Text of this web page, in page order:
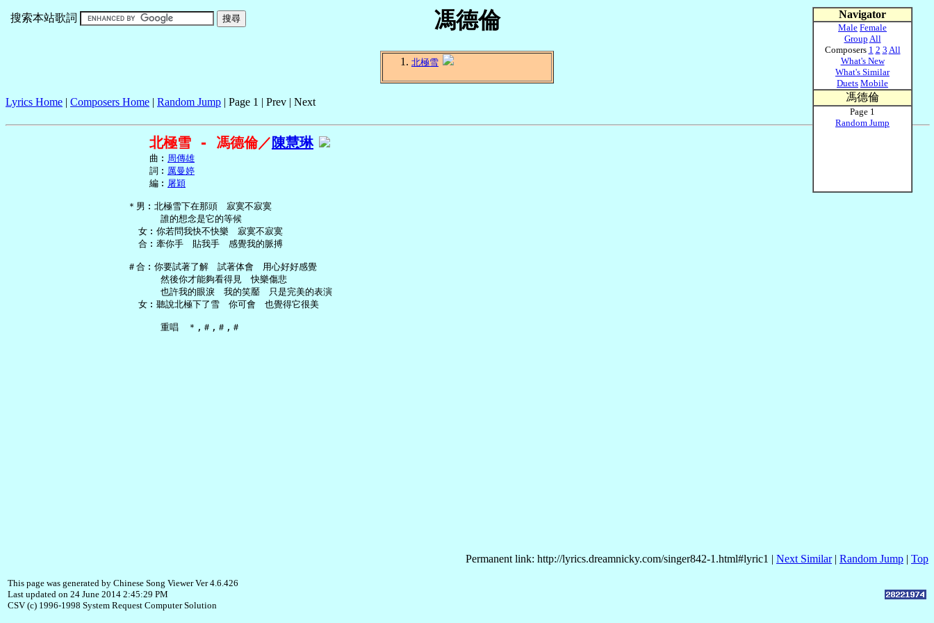
馮德倫
搜索本站歌詞
北極雪
Lyrics Home | Composers Home | Random Jump | Page 1 | Prev | Next
北極雪 - 馮德倫／ 陳慧琳
     曲︰
周傳雄
     詞︰
厲曼婷
     編︰
屠穎
＊男︰北極雪下在那頭　寂寞不寂寞
       誰的想念是它的等候
   女︰你若問我快不快樂　寂寞不寂寞
   合︰牽你手　貼我手　感覺我的脈搏
＃合︰你要試著了解　試著体會　用心好好感覺
       然後你才能夠看得見　快樂傷悲
       也許我的眼淚　我的笑靨　只是完美的表演
   女︰聽說北極下了雪　你可會　也覺得它很美
Permanent link: http://lyrics.dreamnicky.com/singer842-1.html#lyric1 | Next Similar| Random Jump | Top
This page was generated by Chinese Song Viewer Ver 4.6.426
Last updated on 24 June 2014 2:45:29 PM
CSV (c) 1996-1998 System Request Computer Solution
Navigator
Male Female
Group All
Composers 1 2 3 All
What's New
What's Similar
Duets Mobile
馮德倫
Page 1
Random Jump